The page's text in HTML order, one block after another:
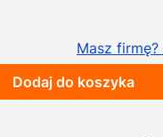
Masz firmę?
Dodaj do koszyka